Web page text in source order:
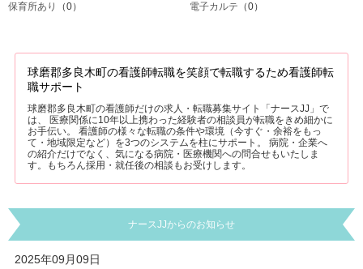
保育所あり （0） 電子カルテ （0）
球磨郡多良木町の看護師転職を笑顔で転職するため看護師転
職サポート
球磨郡多良木町の看護師だけの求人・転職募集サイト「ナースJJ」で
は、 医療関係に10年以上携わった経験者の相談員が転職をきめ細かに
お手伝い。 看護師の様々な転職の条件や環境（今すぐ・余裕をもっ
て・地域限定など）を3つのシステムを柱にサポート。 病院・企業へ
の紹介だけでなく、気になる病院・医療機関への問合せもいたしま
す。もちろん採用・就任後の相談もお受けします。
ナースJJからのお知らせ
2025年09月09日